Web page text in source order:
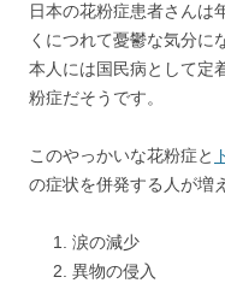
日本の花粉症患者さんは
くにつれて憂鬱な気分に
本人には国民病として定
粉症だそうです。
このやっかいな花粉症と
の症状を併発する人が増
涙の減少
異物の侵入